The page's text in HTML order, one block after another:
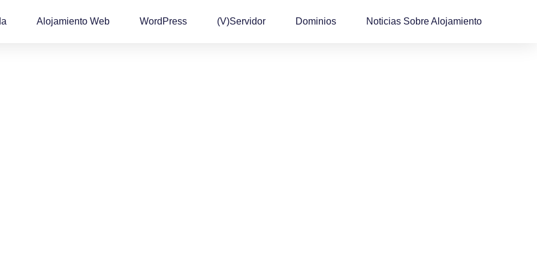
Alojamiento Web WordPress (v)Servidor Dominios Noticias Sobre Alojamiento